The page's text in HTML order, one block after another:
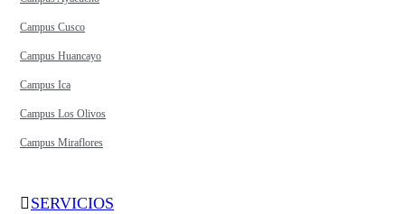
Campus Cusco
Campus Huancayo
Campus Ica
Campus Los Olivos
Campus Miraflores
SERVICIOS